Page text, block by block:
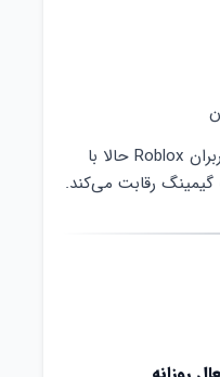
طبق گزارش‌ها، میزان تعامل کاربران Roblox حالا با
رقابت می‌کند.